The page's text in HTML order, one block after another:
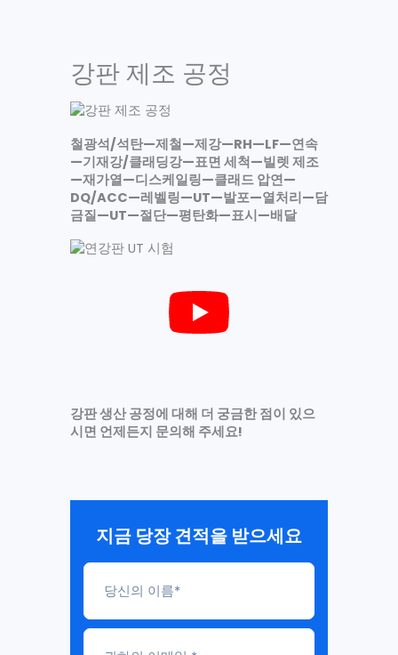
강판 제조 공정
철광석/석탄—제철—제강—RH—LF—연속
—기재강/클래딩강—표면 세척—빌렛 제조
—재가열—디스케일링—클래드 압연—
DQ/ACC—레벨링—UT—발포—열처리—담
금질—UT—절단—평탄화—표시—배달
강판 생산 공정에 대해 더 궁금한 점이 있으
시면 언제든지 문의해 주세요!
지금 당장 견적을 받으세요